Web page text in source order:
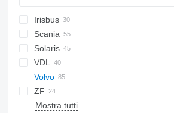
Futura
Crossway
Irisbus
Axer
Citelis
Crossway
Daily
Domino
Evadys
A-series
Lion's series
Citaro
Integro
O-series
S-Class
Cityliner
Jetliner
Skyliner
Tourliner
Scania
K-series
Solaris
Alpino
Urbino
VDL
Volvo
7700
9700
ZF
Mostra tutti